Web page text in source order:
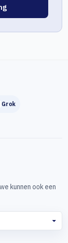
Grok
kunnen ook een